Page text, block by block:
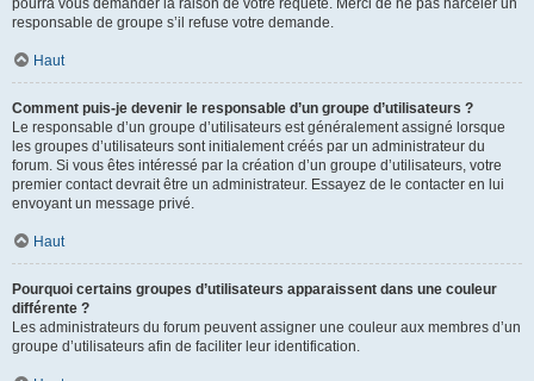
pourra vous demander la raison de votre requête. Merci de ne pas harceler un
responsable de groupe s’il refuse votre demande.
Haut
Comment puis-je devenir le responsable d’un groupe d’utilisateurs ?
Le responsable d’un groupe d’utilisateurs est généralement assigné lorsque
les groupes d’utilisateurs sont initialement créés par un administrateur du
forum. Si vous êtes intéressé par la création d’un groupe d’utilisateurs, votre
premier contact devrait être un administrateur. Essayez de le contacter en lui
envoyant un message privé.
Haut
Pourquoi certains groupes d’utilisateurs apparaissent dans une couleur
différente ?
Les administrateurs du forum peuvent assigner une couleur aux membres d’un
groupe d’utilisateurs afin de faciliter leur identification.